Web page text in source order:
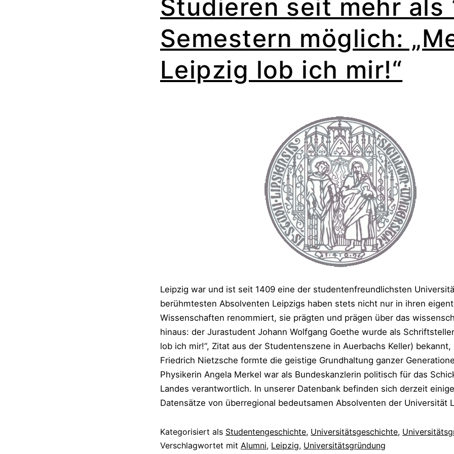
Studieren seit mehr als
Semestern möglich:
Leipzig lob ich mir!“
Leipzig war und ist seit 1409 eine der studentenfreundlichsten
berühmtesten Absolventen Leipzigs haben stets nicht nur in ihren
Wissenschaften renommiert, sie prägten und prägen über das
hinaus: der Jurastudent Johann Wolfgang Goethe wurde als
lob ich mir!“, Zitat aus der Studentenszene in Auerbachs Keller) bekannt,
Friedrich Nietzsche formte die geistige Grundhaltung ganzer
Physikerin Angela Merkel war als Bundeskanzlerin politisch für das
Landes verantwortlich. In unserer Datenbank befinden sich derzeit
Datensätze von überregional bedeutsamen Absolventen der Universität
Kategorisiert als Studentengeschichte, Universitätsgeschichte,
Verschlagwortet mit Alumni, Leipzig, Universitätsgründung